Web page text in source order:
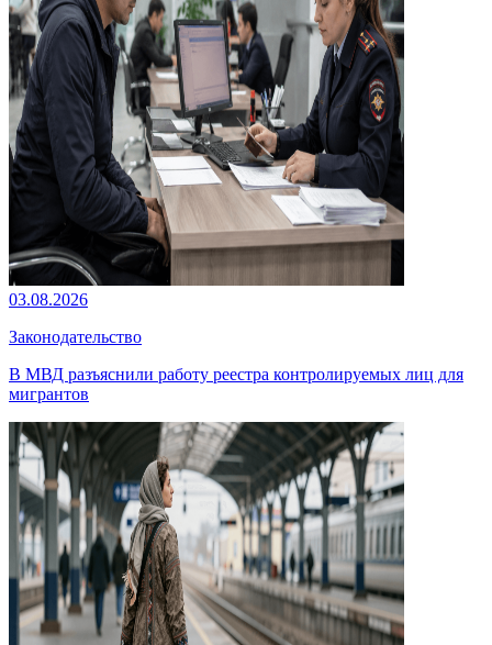
03.08.2026
Законодательство
В МВД разъяснили работу реестра контролируемых лиц для
мигрантов